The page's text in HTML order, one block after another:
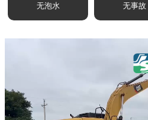
无泡水 无事故